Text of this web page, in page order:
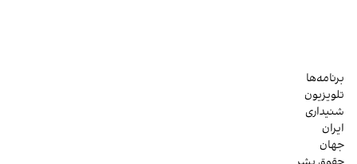
برنامه‌ها
تلویزیون
شنیداری
ایران
جهان